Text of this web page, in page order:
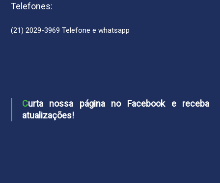
Telefones:
(21) 2029-3969 Telefone e whatsapp
Curta nossa página no Facebook e receba
atualizações!